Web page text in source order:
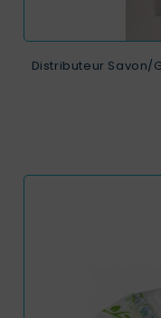
Distributeur Savon/